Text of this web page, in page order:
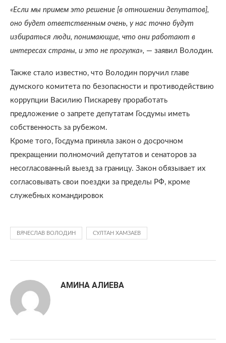
«Если мы примем это решение [в отношении депутатов],
оно будет ответственным очень, у нас точно будут
избираться люди, понимающие, что они работают в
интересах страны, и это не прогулка», — заявил Володин.
Также стало известно, что Володин поручил главе
думского комитета по безопасности и противодействию
коррупции Василию Пискареву проработать
предложение о запрете депутатам Госдумы иметь
собственность за рубежом.
Кроме того, Госдума приняла закон о досрочном
прекращении полномочий депутатов и сенаторов за
несогласованный выезд за границу. Закон обязывает их
согласовывать свои поездки за пределы РФ, кроме
служебных командировок
ВЯЧЕСЛАВ ВОЛОДИН СУЛТАН ХАМЗАЕВ
АМИНА АЛИЕВА